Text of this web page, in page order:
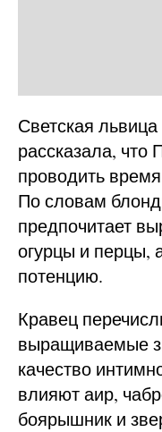
Светская
рассказала,
проводить
По словам
предпочитает
огурцы и
потенцию.
Кравец
выращиваемые
качество
влияют аир,
боярышник и